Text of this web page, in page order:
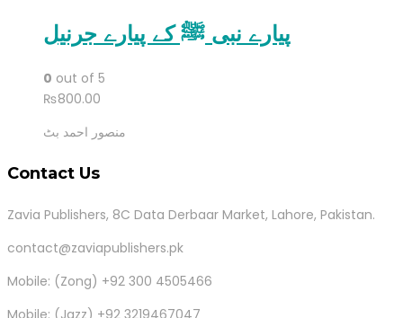
پیارے نبی ﷺ کے پیارے جرنیل
0 out of 5
₨800.00
منصور احمد بٹ
Contact Us
Zavia Publishers, 8C Data Derbaar Market, Lahore, Pakistan.
contact@zaviapublishers.pk
Mobile: (Zong) +92 300 4505466